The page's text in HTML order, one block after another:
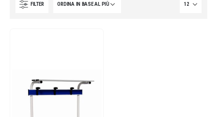
FILTER